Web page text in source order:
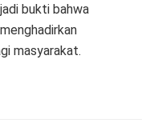
bukti bahwa
masyarakat.